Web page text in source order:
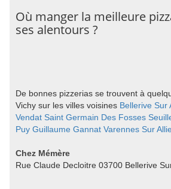
Où manger la meilleure
ses alentours ?
De bonnes pizzerias se trouvent à
Vichy sur les villes voisines Bellerive Sur
Vendat Saint Germain Des Fosses
Puy Guillaume Gannat Varennes Sur
Chez Mémère
Rue Claude Decloitre 03700 Bellerive